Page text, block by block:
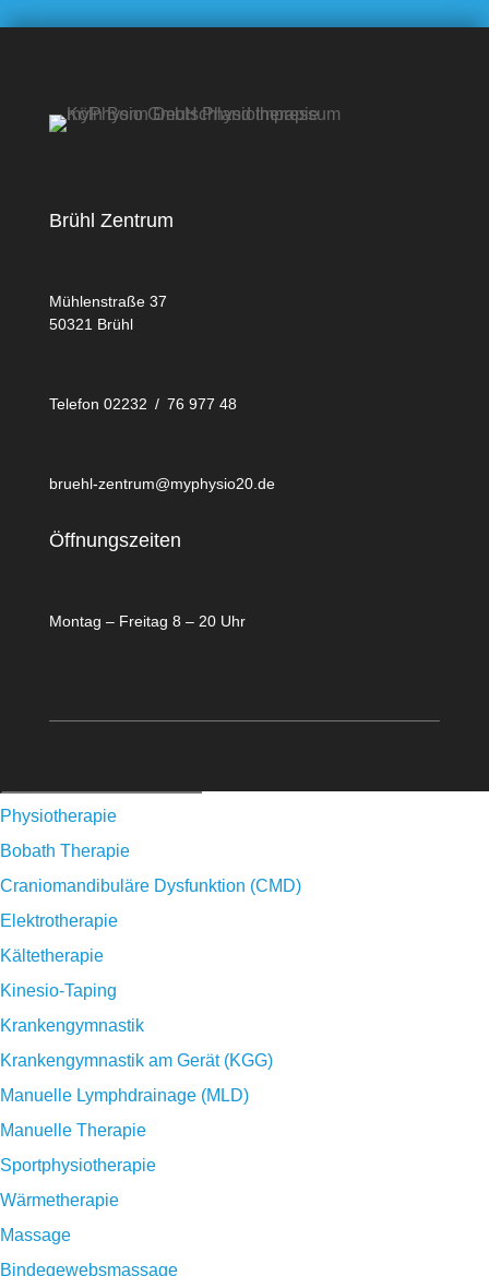
Brühl Zentrum
Mühlenstraße 37
50321 Brühl
Telefon 02232 / 76 977 48
bruehl-zentrum@myphysio20.de
Öffnungszeiten
Montag – Freitag 8 – 20 Uhr
Physiotherapie
Bobath Therapie
Craniomandibuläre Dysfunktion (CMD)
Elektrotherapie
Kältetherapie
Kinesio-Taping
Krankengymnastik
Krankengymnastik am Gerät (KGG)
Manuelle Lymphdrainage (MLD)
Manuelle Therapie
Sportphysiotherapie
Wärmetherapie
Massage
Bindegewebsmassage